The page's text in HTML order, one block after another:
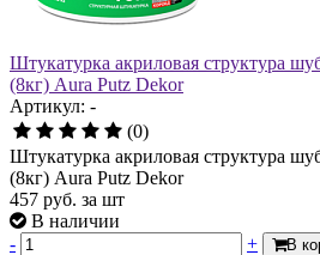
Штукатурка акриловая структура
(8кг) Aura Putz Dekor
Артикул: -
(0)
Штукатурка акриловая структура
(8кг) Aura Putz Dekor
457 руб. за шт
В наличии
-
+ В